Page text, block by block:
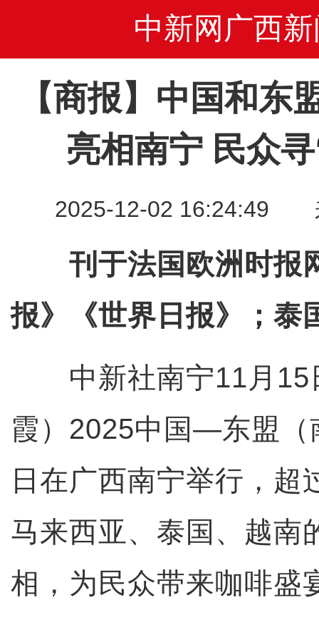
中新网广西新
【商报】中国和东
亮相南宁 民众
2025-12-02 16:24:49
刊于法国欧洲时报
报》《世界日报》；泰
中新社南宁11月15
霞）2025中国—东盟（
日在广西南宁举行，超
马来西亚、泰国、越南
相，为民众带来咖啡盛